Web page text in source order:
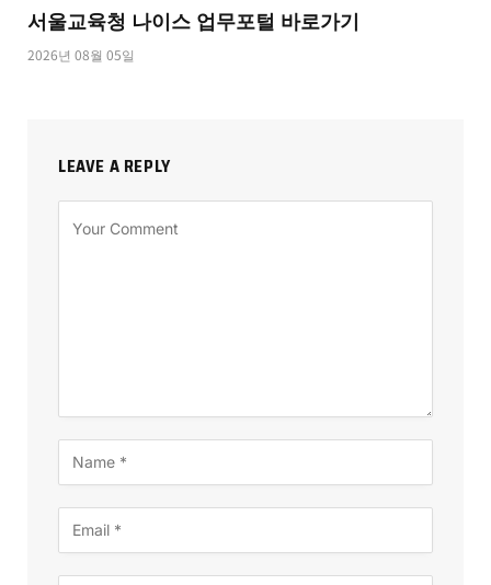
서울교육청 나이스 업무포털 바로가기
2026년 08월 05일
LEAVE A REPLY